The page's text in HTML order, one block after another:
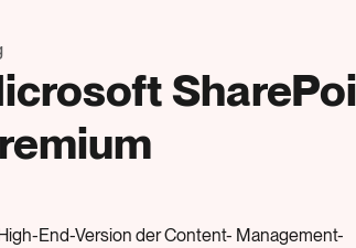
End-Version der Content- Management-